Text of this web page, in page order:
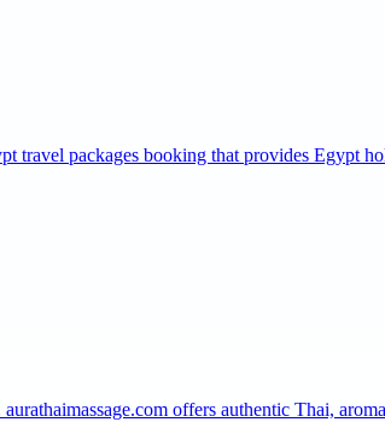
travel packages booking that provides Egypt
offers authentic Thai,